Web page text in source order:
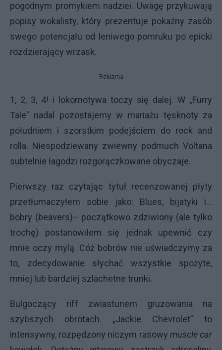
pogodnym promykiem nadziei. Uwagę przykuwają
popisy wokalisty, który prezentuje pokaźny zasób
swego potencjału od leniwego pomruku po epicki
rozdzierający wrzask.
Reklama
1, 2, 3, 4! i lokomotywa toczy się dalej. W „Furry
Tale” nadal pozostajemy w mariażu tęsknoty za
południem i szorstkim podejściem do rock and
rolla. Niespodziewany zwiewny podmuch Voltana
subtelnie łagodzi rozgorączkowane obyczaje.
Pierwszy raz czytając tytuł recenzowanej płyty
przetłumaczyłem sobie jako: Blues, bijatyki i...
bobry (beavers)– początkowo zdziwiony (ale tylko
trochę) postanowiłem się jednak upewnić czy
mnie oczy mylą. Cóż bobrów nie uświadczymy za
to, zdecydowanie słychać wszystkie spożyte,
mniej lub bardziej szlachetne trunki.
Bulgoczący riff zwiastunem gruzowania na
szybszych obrotach. „Jackie Chevrolet” to
intensywny, rozpędzony niczym rasowy muscle car